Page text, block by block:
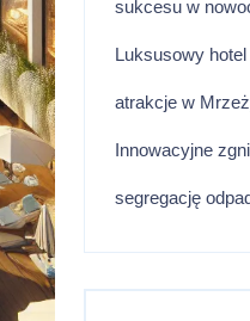
sukcesu w
Luksusowy
atrakcje w
Innowacyjne
segregację